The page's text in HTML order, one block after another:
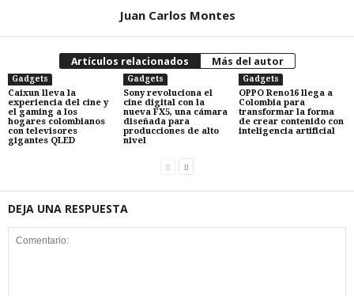
Juan Carlos Montes
Artículos relacionados Más del autor
Gadgets
Caixun lleva la
experiencia del cine y
el gaming a los
hogares colombianos
con televisores
gigantes QLED
Gadgets
Sony revoluciona el
cine digital con la
nueva FX5, una cámara
diseñada para
producciones de alto
nivel
Gadgets
OPPO Reno16 llega a
Colombia para
transformar la forma
de crear contenido con
inteligencia artificial
DEJA UNA RESPUESTA